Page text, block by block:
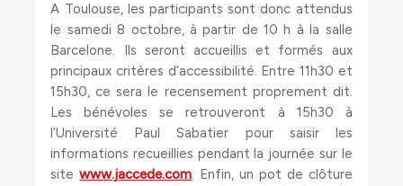
A Toulouse, les participants sont donc attendus
le samedi 8 octobre, à partir de 10 h à la salle
Barcelone. Ils seront accueillis et formés aux
principaux critères d’accessibilité. Entre 11h30 et
15h30, ce sera le recensement proprement dit.
Les bénévoles se retrouveront à 15h30 à
l’Université Paul Sabatier pour saisir les
informations recueillies pendant la journée sur le
sitewww.jaccede.com. Enfin, un pot de clôture